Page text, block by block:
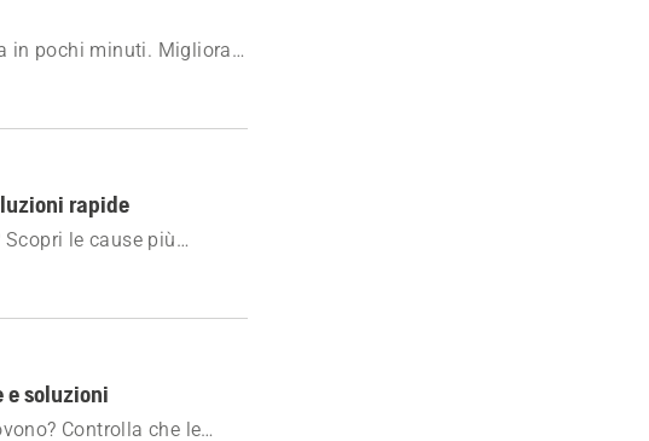
in pochi minuti. Migliora
sempre in perfette
rapide
le cause più
e altro ancora.
e soluzioni
Controlla che le